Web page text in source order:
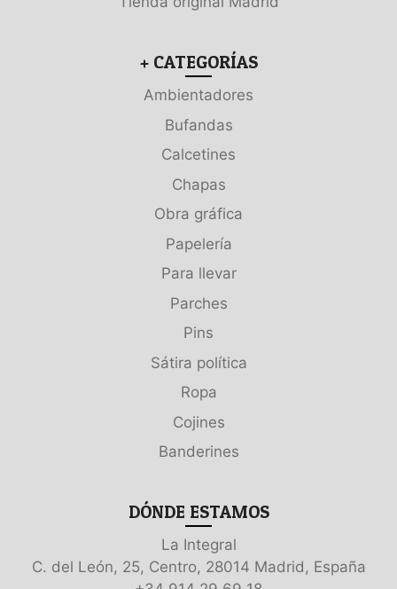
+ CATEGORÍAS
Ambientadores
Bufandas
Calcetines
Chapas
Obra gráfica
Papelería
Para llevar
Parches
Pins
Sátira política
Ropa
Cojines
Banderines
DÓNDE ESTAMOS
La Integral
C. del León, 25, Centro, 28014 Madrid, España